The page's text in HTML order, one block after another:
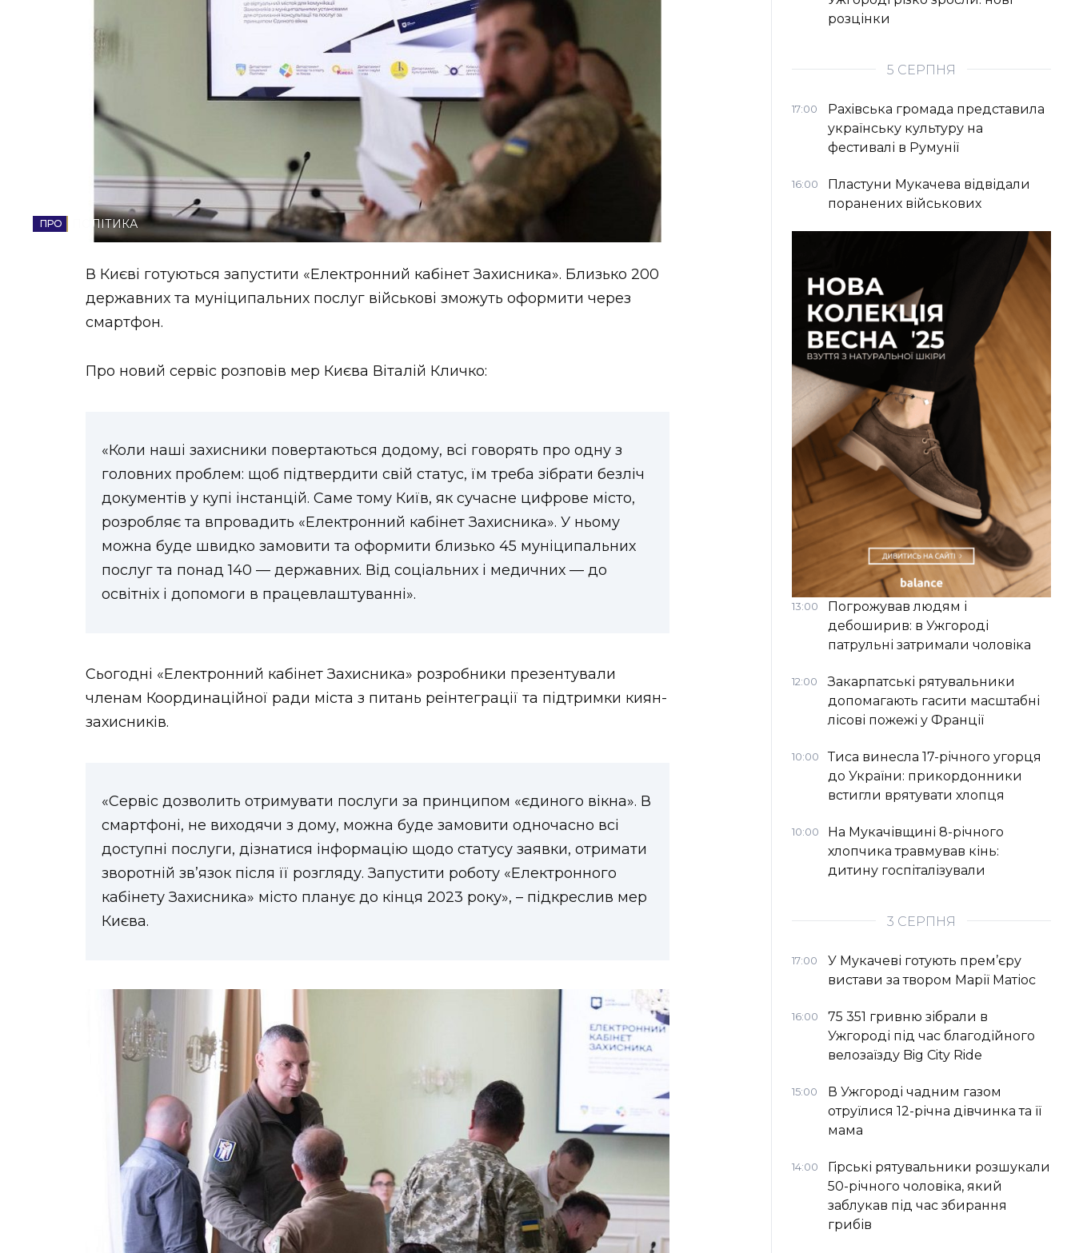
НОВИНИ ЗАХІДНОЇ УКРАЇНИ
ФОТО
ВІДЕО
ПОЛІТИКА
В Києві готуються запустити «Електронний кабінет Захисника». Близько 200
державних та муніципальних послуг військові зможуть оформити через
смартфон.
Про новий сервіс розповів мер Києва Віталій Кличко:
«Коли наші захисники повертаються додому, всі говорять про одну з
головних проблем: щоб підтвердити свій статус, їм треба зібрати безліч
документів у купі інстанцій. Саме тому Київ, як сучасне цифрове місто,
розробляє та впровадить «Електронний кабінет Захисника». У ньому
можна буде швидко замовити та оформити близько 45 муніципальних
послуг та понад 140 — державних. Від соціальних і медичних — до
освітніх і допомоги в працевлаштуванні».
Сьогодні «Електронний кабінет Захисника» розробники презентували
членам Координаційної ради міста з питань реінтеграції та підтримки киян-
захисників.
«Сервіс дозволить отримувати послуги за принципом «єдиного вікна». В
смартфоні, не виходячи з дому, можна буде замовити одночасно всі
доступні послуги, дізнатися інформацію щодо статусу заявки, отримати
зворотній зв’язок після її розгляду. Запустити роботу «Електронного
кабінету Захисника» місто планує до кінця 2023 року», – підкреслив мер
Києва.
розцінки
5 СЕРПНЯ
17:00
Рахівська громада представила
українську культуру на
фестивалі в Румунії
16:00
Пластуни Мукачева відвідали
поранених військових
13:00
Погрожував людям і
дебоширив: в Ужгороді
патрульні затримали чоловіка
12:00
Закарпатські рятувальники
допомагають гасити масштабні
лісові пожежі у Франції
10:00
Тиса винесла 17-річного угорця
до України: прикордонники
встигли врятувати хлопця
10:00
На Мукачівщині 8-річного
хлопчика травмував кінь:
дитину госпіталізували
3 СЕРПНЯ
17:00
У Мукачеві готують прем’єру
вистави за твором Марії Матіос
16:00
75 351 гривню зібрали в
Ужгороді під час благодійного
велозаїзду Big Сity Ride
15:00
В Ужгороді чадним газом
отруїлися 12-річна дівчинка та її
мама
14:00
Гірські рятувальники розшукали
50-річного чоловіка, який
заблукав під час збирання
грибів